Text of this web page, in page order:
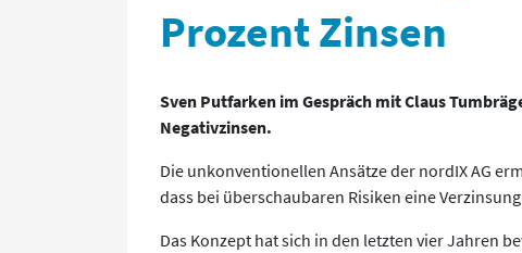
Prozent Zinsen
Sven Putfarken im Gespräch mit Claus
Negativzinsen.
Die unkonventionellen Ansätze der nordIX AG
dass bei überschaubaren Risiken eine
Das Konzept hat sich in den letzten vier Jahren